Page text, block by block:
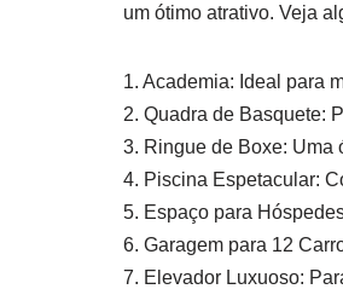
um ótimo atrativo. Veja
1. Academia: Ideal para
2. Quadra de Basquete:
3. Ringue de Boxe: Uma
4. Piscina Espetacular:
5. Espaço para
6. Garagem para 12
7. Elevador Luxuoso: